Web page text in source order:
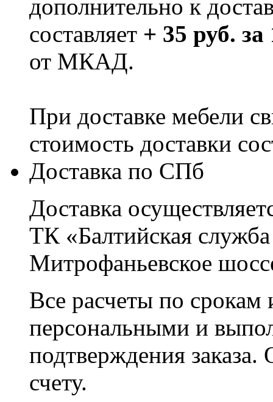
дополнительно к
составляет + 35 руб.
от МКАД.
При доставке мебели
стоимость доставки
Доставка по СПб
Доставка
ТК «Балтийская
Митрофаньевское
Все расчеты по срокам
персональными и
подтверждения заказа.
счету.